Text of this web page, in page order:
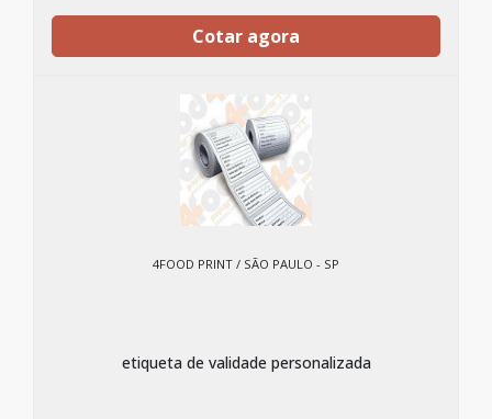
Cotar agora
4FOOD PRINT / SÃO PAULO - SP
etiqueta de validade personalizada